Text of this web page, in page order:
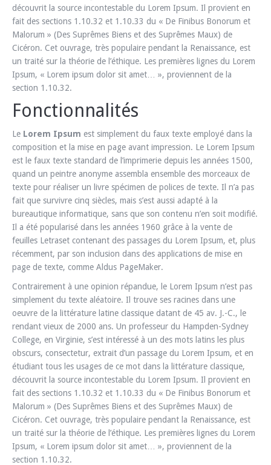
découvrit la source incontestable du Lorem Ipsum. Il provient en
fait des sections 1.10.32 et 1.10.33 du « De Finibus Bonorum et
Malorum » (Des Suprêmes Biens et des Suprêmes Maux) de
Cicéron. Cet ouvrage, très populaire pendant la Renaissance, est
un traité sur la théorie de l’éthique. Les premières lignes du Lorem
Ipsum, « Lorem ipsum dolor sit amet… », proviennent de la
section 1.10.32.
Fonctionnalités
Le Lorem Ipsum est simplement du faux texte employé dans la
composition et la mise en page avant impression. Le Lorem Ipsum
est le faux texte standard de l’imprimerie depuis les années 1500,
quand un peintre anonyme assembla ensemble des morceaux de
texte pour réaliser un livre spécimen de polices de texte. Il n’a pas
fait que survivre cinq siècles, mais s’est aussi adapté à la
bureautique informatique, sans que son contenu n’en soit modifié.
Il a été popularisé dans les années 1960 grâce à la vente de
feuilles Letraset contenant des passages du Lorem Ipsum, et, plus
récemment, par son inclusion dans des applications de mise en
page de texte, comme Aldus PageMaker.
Contrairement à une opinion répandue, le Lorem Ipsum n’est pas
simplement du texte aléatoire. Il trouve ses racines dans une
oeuvre de la littérature latine classique datant de 45 av. J.-C., le
rendant vieux de 2000 ans. Un professeur du Hampden-Sydney
College, en Virginie, s’est intéressé à un des mots latins les plus
obscurs, consectetur, extrait d’un passage du Lorem Ipsum, et en
étudiant tous les usages de ce mot dans la littérature classique,
découvrit la source incontestable du Lorem Ipsum. Il provient en
fait des sections 1.10.32 et 1.10.33 du « De Finibus Bonorum et
Malorum » (Des Suprêmes Biens et des Suprêmes Maux) de
Cicéron. Cet ouvrage, très populaire pendant la Renaissance, est
un traité sur la théorie de l’éthique. Les premières lignes du Lorem
Ipsum, « Lorem ipsum dolor sit amet… », proviennent de la
section 1.10.32.